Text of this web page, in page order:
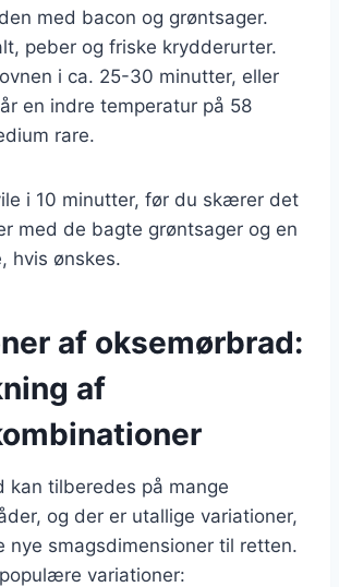
med bacon og grøntsager.
peber og friske krydderurter.
i ca. 25-30 minutter, eller
en indre temperatur på 58
rare.
i 10 minutter, før du skærer det
med de bagte grøntsager og en
hvis ønskes.
af oksemørbrad:
af
kan tilberedes på mange
og der er utallige variationer,
nye smagsdimensioner til retten.
variationer: